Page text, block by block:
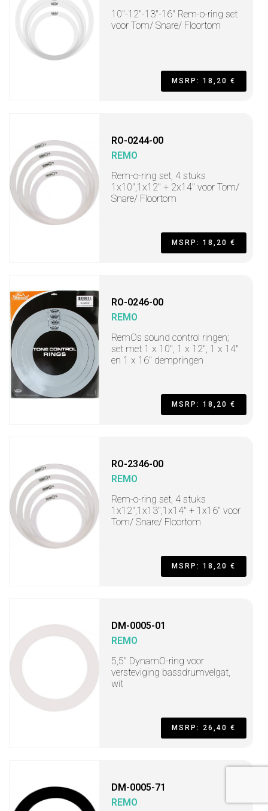
10"-12"-13"-16" Rem-o-ring set
voor Tom/ Snare/ Floortom
MSRP: 18,20 €
RO-0244-00
REMO
Rem-o-ring set, 4 stuks
1x10",1x12" + 2x14" voor Tom/
Snare/ Floortom
MSRP: 18,20 €
RO-0246-00
REMO
RemOs sound control ringen;
set met 1 x 10", 1 x 12", 1 x 14"
en 1 x 16" dempringen
MSRP: 18,20 €
RO-2346-00
REMO
Rem-o-ring set, 4 stuks
1x12",1x13",1x14" + 1x16" voor
Tom/ Snare/ Floortom
MSRP: 18,20 €
DM-0005-01
REMO
5,5" DynamO-ring voor
versteviging bassdrumvelgat,
wit
MSRP: 26,40 €
DM-0005-71
REMO